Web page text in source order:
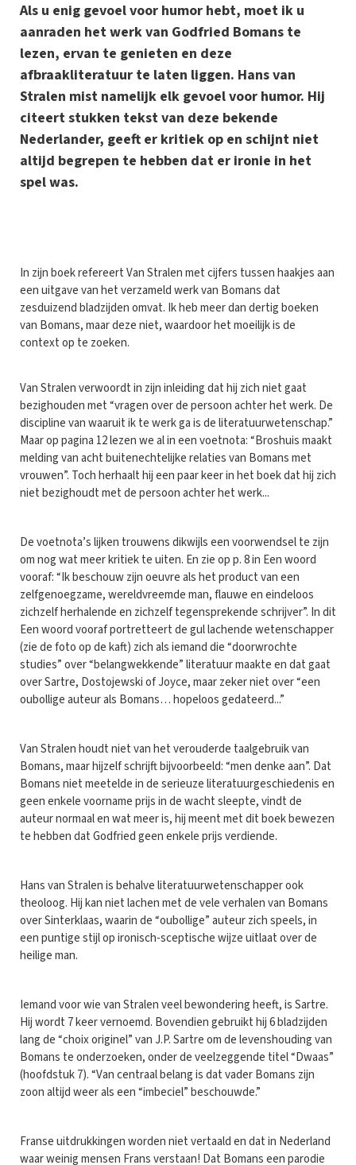
Als u enig gevoel voor humor hebt, moet ik u
aanraden het werk van Godfried Bomans te
lezen, ervan te genieten en deze
afbraakliteratuur te laten liggen. Hans van
Stralen mist namelijk elk gevoel voor humor. Hij
citeert stukken tekst van deze bekende
Nederlander, geeft er kritiek op en schijnt niet
altijd begrepen te hebben dat er ironie in het
spel was.
In zijn boek refereert Van Stralen met cijfers tussen haakjes aan
een uitgave van het verzameld werk van Bomans dat
zesduizend bladzijden omvat. Ik heb meer dan dertig boeken
van Bomans, maar deze niet, waardoor het moeilijk is de
context op te zoeken.
Van Stralen verwoordt in zijn inleiding dat hij zich niet gaat
bezighouden met “vragen over de persoon achter het werk. De
discipline van waaruit ik te werk ga is de literatuurwetenschap.”
Maar op pagina 12 lezen we al in een voetnota: “Broshuis maakt
melding van acht buitenechtelijke relaties van Bomans met
vrouwen”. Toch herhaalt hij een paar keer in het boek dat hij zich
niet bezighoudt met de persoon achter het werk...
De voetnota’s lijken trouwens dikwijls een voorwendsel te zijn
om nog wat meer kritiek te uiten. En zie op p. 8 in Een woord
vooraf: “Ik beschouw zijn oeuvre als het product van een
zelfgenoegzame, wereldvreemde man, flauwe en eindeloos
zichzelf herhalende en zichzelf tegensprekende schrijver”. In dit
Een woord vooraf portretteert de gul lachende wetenschapper
(zie de foto op de kaft) zich als iemand die “doorwrochte
studies” over “belangwekkende” literatuur maakte en dat gaat
over Sartre, Dostojewski of Joyce, maar zeker niet over “een
oubollige auteur als Bomans… hopeloos gedateerd...”
Van Stralen houdt niet van het verouderde taalgebruik van
Bomans, maar hijzelf schrijft bijvoorbeeld: “men denke aan”. Dat
Bomans niet meetelde in de serieuze literatuurgeschiedenis en
geen enkele voorname prijs in de wacht sleepte, vindt de
auteur normaal en wat meer is, hij meent met dit boek bewezen
te hebben dat Godfried geen enkele prijs verdiende.
Hans van Stralen is behalve literatuurwetenschapper ook
theoloog. Hij kan niet lachen met de vele verhalen van Bomans
over Sinterklaas, waarin de “oubollige” auteur zich speels, in
een puntige stijl op ironisch-sceptische wijze uitlaat over de
heilige man.
Iemand voor wie van Stralen veel bewondering heeft, is Sartre.
Hij wordt 7 keer vernoemd. Bovendien gebruikt hij 6 bladzijden
lang de “choix originel” van J.P. Sartre om de levenshouding van
Bomans te onderzoeken, onder de veelzeggende titel “Dwaas”
(hoofdstuk 7). “Van centraal belang is dat vader Bomans zijn
zoon altijd weer als een “imbeciel” beschouwde.”
Franse uitdrukkingen worden niet vertaald en dat in Nederland
waar weinig mensen Frans verstaan! Dat Bomans een parodie